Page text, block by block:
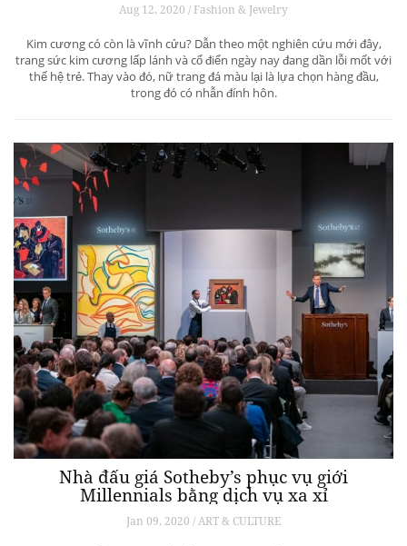
Aug 12, 2020 / Fashion & Jewelry
Kim cương có còn là vĩnh cửu? Dẫn theo một nghiên cứu mới đây,
trang sức kim cương lấp lánh và cổ điển ngày nay đang dần lỗi mốt với
thế hệ trẻ. Thay vào đó, nữ trang đá màu lại là lựa chọn hàng đầu,
trong đó có nhẫn đính hôn.
Nhà đấu giá Sotheby’s phục vụ giới
Millennials bằng dịch vụ xa xỉ
Jan 09, 2020 / ART & CULTURE